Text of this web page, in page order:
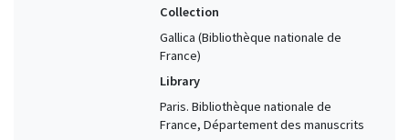
Collection
Gallica (Bibliothèque nationale de
France)
Library
Paris. Bibliothèque nationale de
France, Département des manuscrits